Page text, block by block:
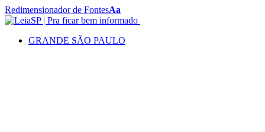
Redimensionador de FontesAa
GRANDE SÃO PAULO